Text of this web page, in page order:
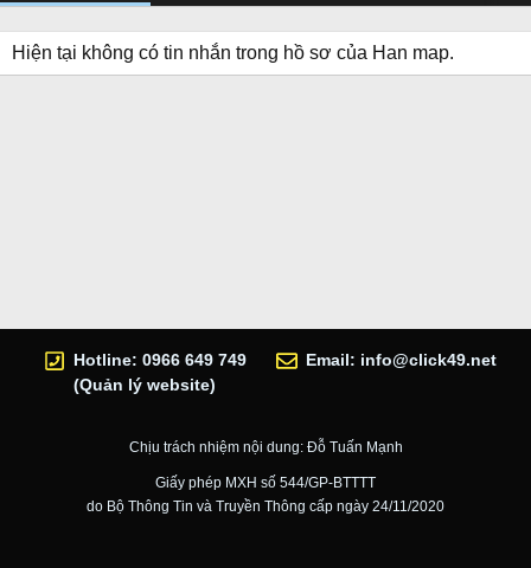
Hiện tại không có tin nhắn trong hồ sơ của Han map.
Hotline: 0966 649 749
(Quản lý website)
Email: info@click49.net
Chịu trách nhiệm nội dung: Đỗ Tuấn Mạnh
Giấy phép MXH số 544/GP-BTTTT
do Bộ Thông Tin và Truyền Thông cấp ngày 24/11/2020